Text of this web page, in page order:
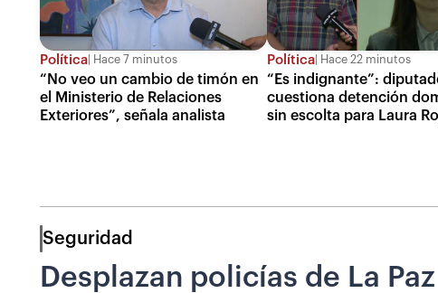
Política Hace 7 minutos
“No veo un cambio de timón en
el Ministerio de Relaciones
Exteriores”, señala analista
Política Hace 22 minutos
“Es indignante”:
cuestiona detención
sin escolta para Laura
Seguridad
Desplazan policías de La